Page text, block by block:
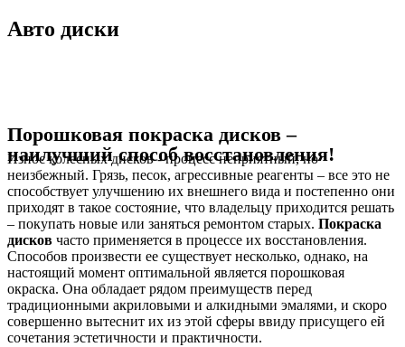
Авто диски
Порошковая покраска дисков –
наилучший способ восстановления!
Износ колесных дисков - процесс неприятный, но
неизбежный. Грязь, песок, агрессивные реагенты – все это не
способствует улучшению их внешнего вида и постепенно они
приходят в такое состояние, что владельцу приходится решать
– покупать новые или заняться ремонтом старых. Покраска
дисков часто применяется в процессе их восстановления.
Способов произвести ее существует несколько, однако, на
настоящий момент оптимальной является порошковая
окраска. Она обладает рядом преимуществ перед
традиционными акриловыми и алкидными эмалями, и скоро
совершенно вытеснит их из этой сферы ввиду присущего ей
сочетания эстетичности и практичности.